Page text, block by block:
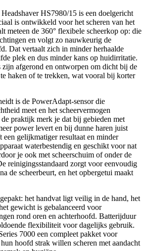
HS7980/15 is een doelgericht
is ontwikkeld voor het scheren van het
meteen de 360° flexibele scheerkop op: die
en volgt zo nauwkeurig de
Dat vertaalt zich in minder herhaalde
plek en dus minder kans op huidirritatie.
afgerond en ontworpen om dicht bij de
haken of te trekken, wat vooral bij korter
is de PowerAdapt-sensor die
meet en het scheervermogen
praktijk merk je dat bij gebieden met
power levert en bij dunne haren juist
een gelijkmatiger resultaat en minder
waterbestendig en geschikt voor nat
je ook met scheerschuim of onder de
reinigingsstandaard zorgt voor eenvoudig
de scheerbeurt, en het opbergetui maakt
het handvat ligt veilig in de hand, het
gewicht is gebalanceerd voor
rond oren en achterhoofd. Batterijduur
flexibiliteit voor dagelijks gebruik.
7000 een compleet pakket voor
hoofd strak willen scheren met aandacht